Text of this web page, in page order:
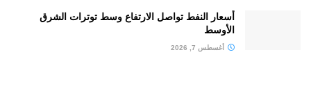
أسعار النفط تواصل الارتفاع وسط توترات الشرق
الأوسط
أغسطس 7, 2026